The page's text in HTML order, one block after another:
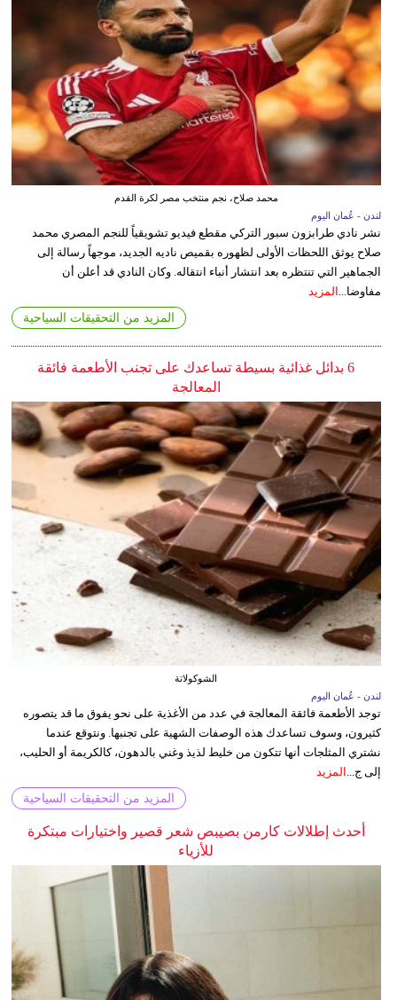
محمد صلاح، نجم منتخب مصر لكرة القدم
لندن - عُمان اليوم
نشر نادي طرابزون سبور التركي مقطع فيديو تشويقياً للنجم المصري محمد
صلاح يوثق اللحظات الأولى لظهوره بقميص ناديه الجديد، موجهاً رسالة إلى
الجماهير التي تنتظره بعد انتشار أنباء انتقاله. وكان النادي قد أعلن أن
مفاوضا... المزيد
المزيد من التحقيقات السياحية
6 بدائل غذائية بسيطة تساعدك على تجنب الأطعمة فائقة
المعالجة
الشوكولاتة
لندن - عُمان اليوم
توجد الأطعمة فائقة المعالجة في عدد من الأغذية على نحو يفوق ما قد يتصوره
كثيرون، وسوف تساعدك هذه الوصفات الشهية على تجنبها. ونتوقع عندما
نشتري المثلجات أنها تتكون من خليط لذيذ وغني بالدهون، كالكريمة أو الحليب،
إلى ج... المزيد
المزيد من التحقيقات السياحية
أحدث إطلالات كارمن بصيبص شعر قصير واختيارات مبتكرة
للأزياء